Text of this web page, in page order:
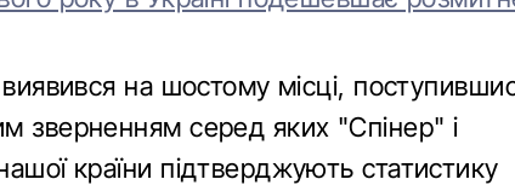
на шостому місці,
зверненням серед яких "Спінер" і
країни підтверджують статистику